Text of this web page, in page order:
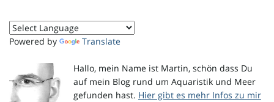
Powered by Translate
Hallo, mein Name ist Martin, schön dass Du
auf mein Blog rund um Aquaristik und Meer
gefunden hast. Hier gibt es mehr Infos zu mir